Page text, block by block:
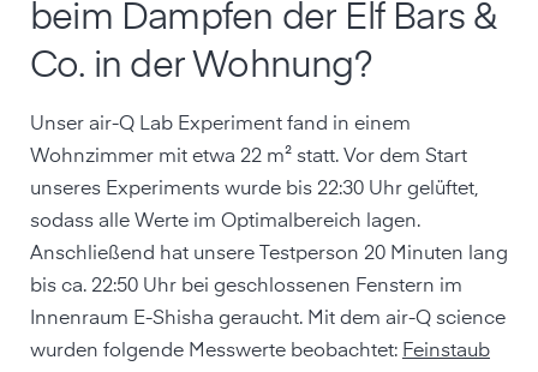
beim Dampfen der Elf Bars &
Co. in der Wohnung?
Unser air-Q Lab Experiment fand in einem
Wohnzimmer mit etwa 22 m² statt. Vor dem Start
unseres Experiments wurde bis 22:30 Uhr gelüftet,
sodass alle Werte im Optimalbereich lagen.
Anschließend hat unsere Testperson 20 Minuten lang
bis ca. 22:50 Uhr bei geschlossenen Fenstern im
Innenraum E-Shisha geraucht. Mit dem air-Q science
wurden folgende Messwerte beobachtet: Feinstaub